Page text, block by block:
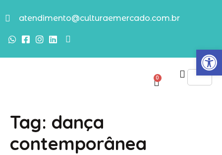
Abrir
atendimento@culturaemercado.com.br
0
Tag: dança
contemporânea